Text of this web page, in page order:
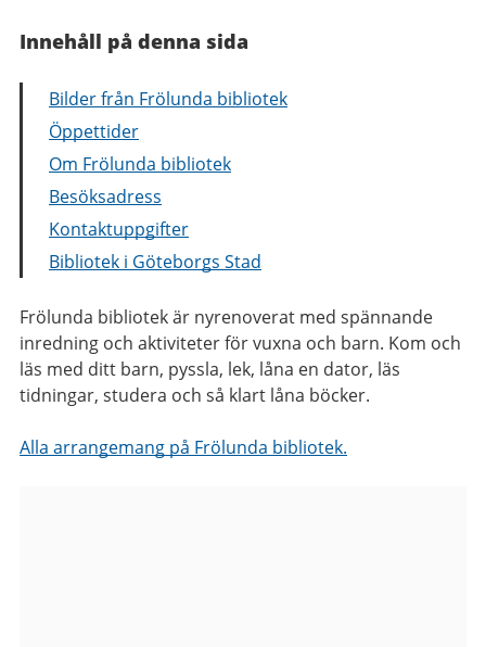
Innehåll på denna sida
Bilder från Frölunda bibliotek
Öppettider
Om Frölunda bibliotek
Besöksadress
Kontaktuppgifter
Bibliotek i Göteborgs Stad
Frölunda bibliotek är nyrenoverat med spännande
inredning och aktiviteter för vuxna och barn. Kom och
läs med ditt barn, pyssla, lek, låna en dator, läs
tidningar, studera och så klart låna böcker.
Alla arrangemang på Frölunda bibliotek.